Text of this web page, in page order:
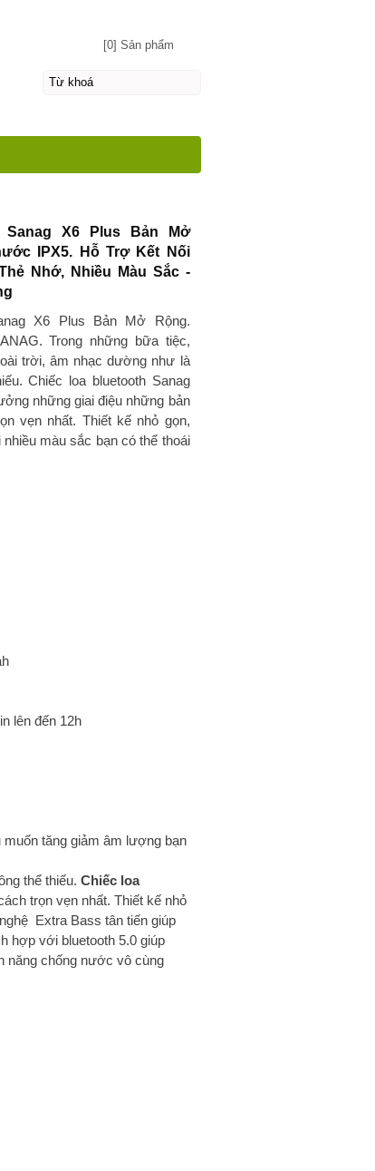
Sanag X6 Plus Bản Mở
IPX5. Hỗ Trợ Kết Nối
Nhớ, Nhiều Màu Sắc -
X6 Plus Bản Mở Rộng.
Trong những bữa tiệc,
trời, âm nhạc dường như là
Chiếc loa bluetooth Sanag
những giai điệu những bản
vẹn nhất. Thiết kế nhỏ gọn,
màu sắc bạn có thể thoái
lên đến 12h
muốn tăng giảm âm lượng bạn
thể thiếu.Chiếc loa
trọn vẹn nhất. Thiết kế nhỏ
Extra Bass tân tiến giúp
hợp với bluetooth 5.0 giúp
năng chống nước vô cùng
[0] Sản phẩm